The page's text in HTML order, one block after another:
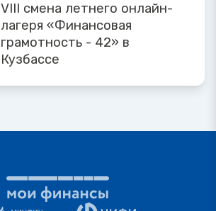
VIII смена летнего онлайн-
лагеря «Финансовая
грамотность - 42» в
Кузбассе